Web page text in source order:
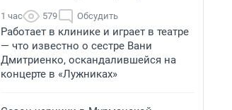
1 час 579 Обсудить
Работает в клинике и играет в театре
— что известно о сестре Вани
Дмитриенко, оскандалившейся на
концерте в «Лужниках»